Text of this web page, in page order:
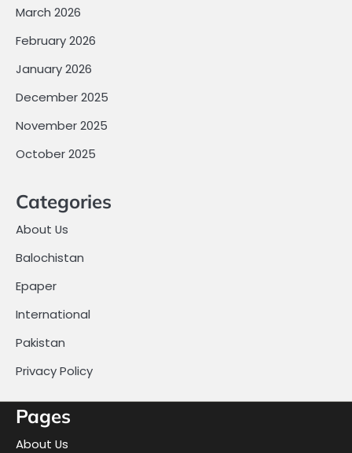
March 2026
February 2026
January 2026
December 2025
November 2025
October 2025
Categories
About Us
Balochistan
Epaper
International
Pakistan
Privacy Policy
Pages
About Us